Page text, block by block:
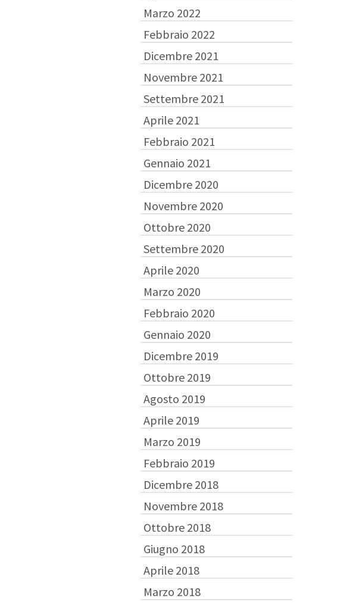
Marzo 2022
Febbraio 2022
Dicembre 2021
Novembre 2021
Settembre 2021
Aprile 2021
Febbraio 2021
Gennaio 2021
Dicembre 2020
Novembre 2020
Ottobre 2020
Settembre 2020
Aprile 2020
Marzo 2020
Febbraio 2020
Gennaio 2020
Dicembre 2019
Ottobre 2019
Agosto 2019
Aprile 2019
Marzo 2019
Febbraio 2019
Dicembre 2018
Novembre 2018
Ottobre 2018
Giugno 2018
Aprile 2018
Marzo 2018